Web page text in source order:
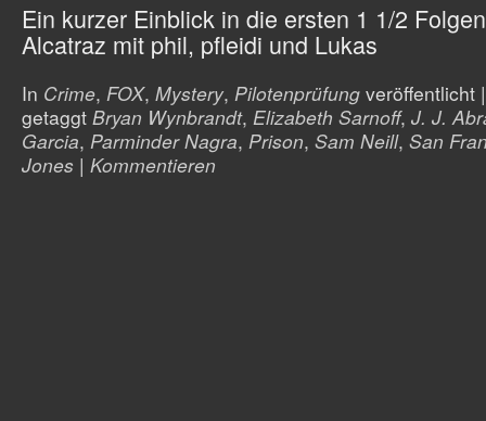
Ein kurzer Einblick in die ersten 1 1/2
Alcatraz mit phil, pfleidi und Lukas
In Crime, FOX, Mystery, Pilotenprüfung veröffentlicht |
getaggt Bryan Wynbrandt, Elizabeth Sarnoff, J. J.
Garcia, Parminder Nagra, Prison, Sam Neill, San
Jones | Kommentieren